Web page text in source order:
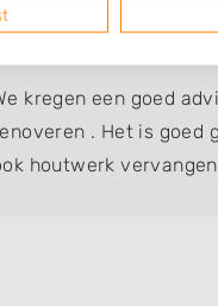
kregen een goed
. Het is goed
houtwerk